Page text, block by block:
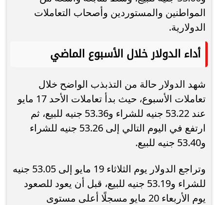
المواطنين والمستوردين وأصحاب التعاملات
الدولارية.
أداء الدولار خلال الأسبوع الماضي
شهد الدولار حالة من التذبذب الواضح خلال
تعاملات الأسبوع، حيث بدأ تعاملات الأحد 17 مايو
عند 53.22 جنيه للشراء و53.36 جنيه للبيع، ثم
ارتفع في اليوم التالي إلى 53.26 جنيه للشراء
و53.40 جنيه للبيع.
وتراجع الدولار يوم الثلاثاء 19 مايو إلى 53.05 جنيه
للشراء و53.19 جنيه للبيع، قبل أن يعود للصعود
يوم الأربعاء 20 مايو مسجلًا أعلى مستوى